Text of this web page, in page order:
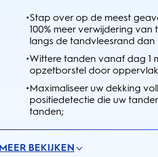
•Stap over op de meest
100% meer verwijdering van
langs de tandvleesrand
•Wittere tanden vanaf dag 1
opzetborstel door
•Maximaliseer uw dekking
positiedetectie die uw
tanden;
MEER BEKIJKEN